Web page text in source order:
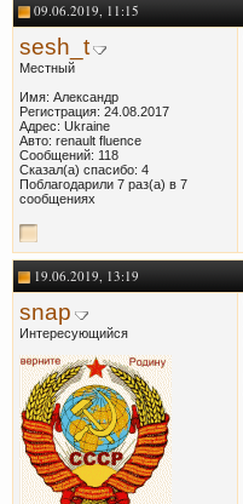
09.06.2019, 11:15
sesh_t
Местный
Имя: Александр
Регистрация: 24.08.2017
Адрес: Ukraine
Авто: renault fluence
Сообщений: 118
Сказал(а) спасибо: 4
Поблагодарили 7 раз(а) в 7
сообщениях
19.06.2019, 13:19
snap
Интересующийся